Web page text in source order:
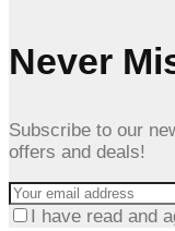
Never
Subscribe to our
offers and deals!
I have read and